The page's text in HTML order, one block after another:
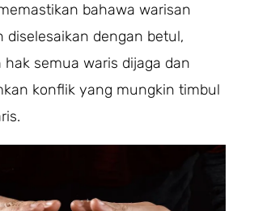
bahawa warisan
diselesaikan dengan betul,
hak semua waris dijaga dan
konflik yang mungkin timbul